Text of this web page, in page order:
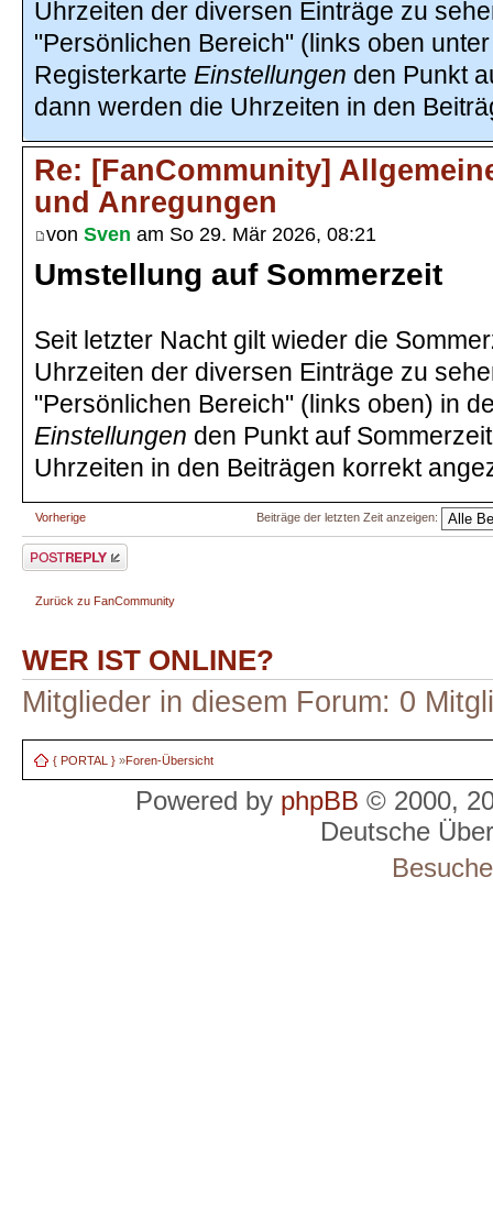
Uhrzeiten der diversen Einträge zu
"Persönlichen Bereich" (links oben
Registerkarte Einstellungen den Punkt
dann werden die Uhrzeiten in den
Re: [FanCommunity]
und Anregungen
von Sven am So 29. Mär 2026, 08:21
Umstellung auf Sommerzeit
Seit letzter Nacht gilt wieder die
Uhrzeiten der diversen Einträge zu
"Persönlichen Bereich" (links oben) in
Einstellungen den Punkt auf
Uhrzeiten in den Beiträgen korrekt
Vorherige Beiträge der letzten Zeit anzeigen:
Antwort erstellen
Zurück zu FanCommunity
WER IST ONLINE?
Mitglieder in diesem Forum: 0
{ PORTAL } »Foren-Übersicht
Powered by phpBB © 2000,
Deutsche